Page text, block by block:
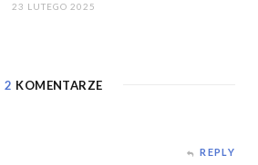
23 LUTEGO 2025
2 KOMENTARZE
REPLY